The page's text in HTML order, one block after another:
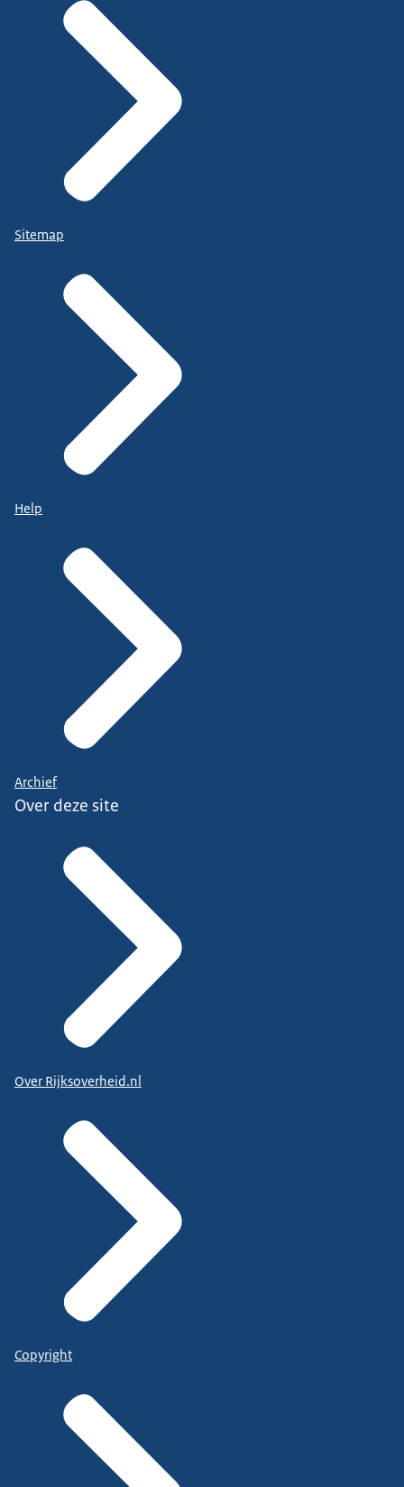
Sitemap
Help
Archief
Over deze site
Over Rijksoverheid.nl
Copyright